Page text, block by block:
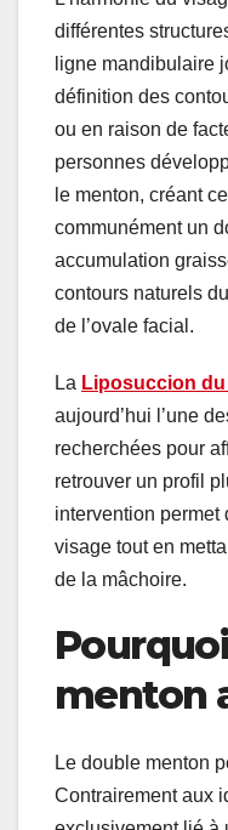
différentes
ligne mandibulaire
définition des
ou en raison de
personnes
le menton, créant
communément un
accumulation
contours naturels
de l’ovale facial.
La Liposuccion
aujourd’hui l’une
recherchées pour
retrouver un profil
intervention permet
visage tout en
de la mâchoire.
menton
Le double menton
Contrairement aux